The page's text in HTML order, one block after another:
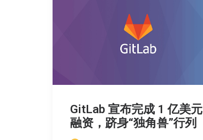
GitLab 宣布完成 1 亿美元
融资，跻身“独角兽”行列